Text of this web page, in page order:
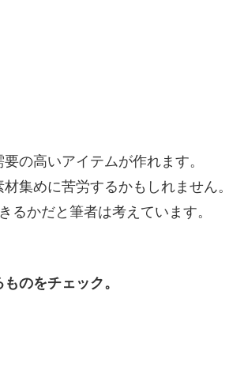
の高いアイテムが作れます。
集めに苦労するかもしれません。
るかだと筆者は考えています。
のをチェック。